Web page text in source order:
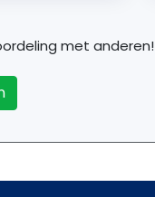
met anderen!